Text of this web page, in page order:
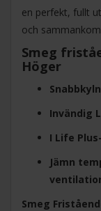
en perfekt, fullt
och
Smeg
Höger
Invändig
I Life
Jämn
Smeg